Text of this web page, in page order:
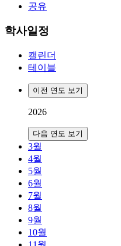
공유
학사일정
캘린더
테이블
이전 연도 보기
2026
다음 연도 보기
3월
4월
5월
6월
7월
8월
9월
10월